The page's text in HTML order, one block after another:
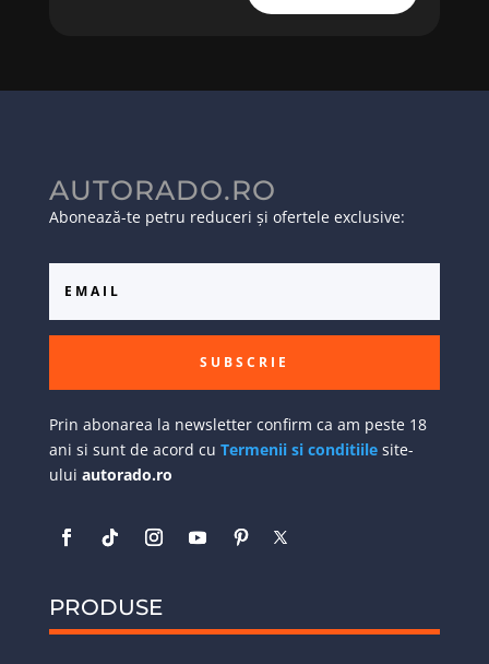
AUTORADO.RO
Abonează-te petru reduceri și ofertele exclusive:
SUBSCRIE
Prin abonarea la newsletter confirm ca am peste 18
ani si sunt de acord cu Termenii si conditiilesite-
ului autorado.ro
PRODUSE